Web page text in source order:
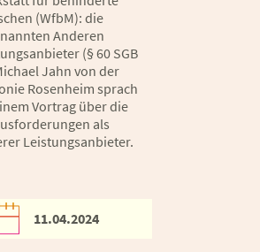
(WfbM): die
Anderen
(§ 60 SGB
Jahn von der
Rosenheim sprach
Vortrag über die
als
Leistungsanbieter.
11.04.2024